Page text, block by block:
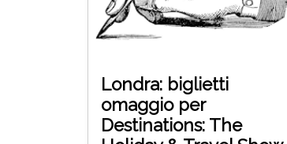
Londra: biglietti
omaggio per
Destinations: The